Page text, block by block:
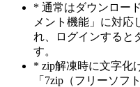
* 通常はダウンロー
メント機能」に対応
れ、ログインすると
す。
* zip解凍時に文字化
「7zip（フリーソフ